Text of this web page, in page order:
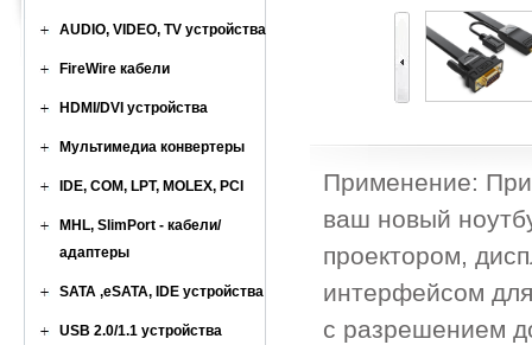
AUDIO, VIDEO, TV устройства
FireWire кабели
HDMI/DVI устройства
Мультимедиа конвертеры
IDE, COM, LPT, MOLEX, PCI
MHL, SlimPort - кабели/
адаптеры
SATA ,eSATA, IDE устройства
USB 2.0/1.1 устройства
Применение:
ваш новый
проектором,
интерфейсом
с разрешением